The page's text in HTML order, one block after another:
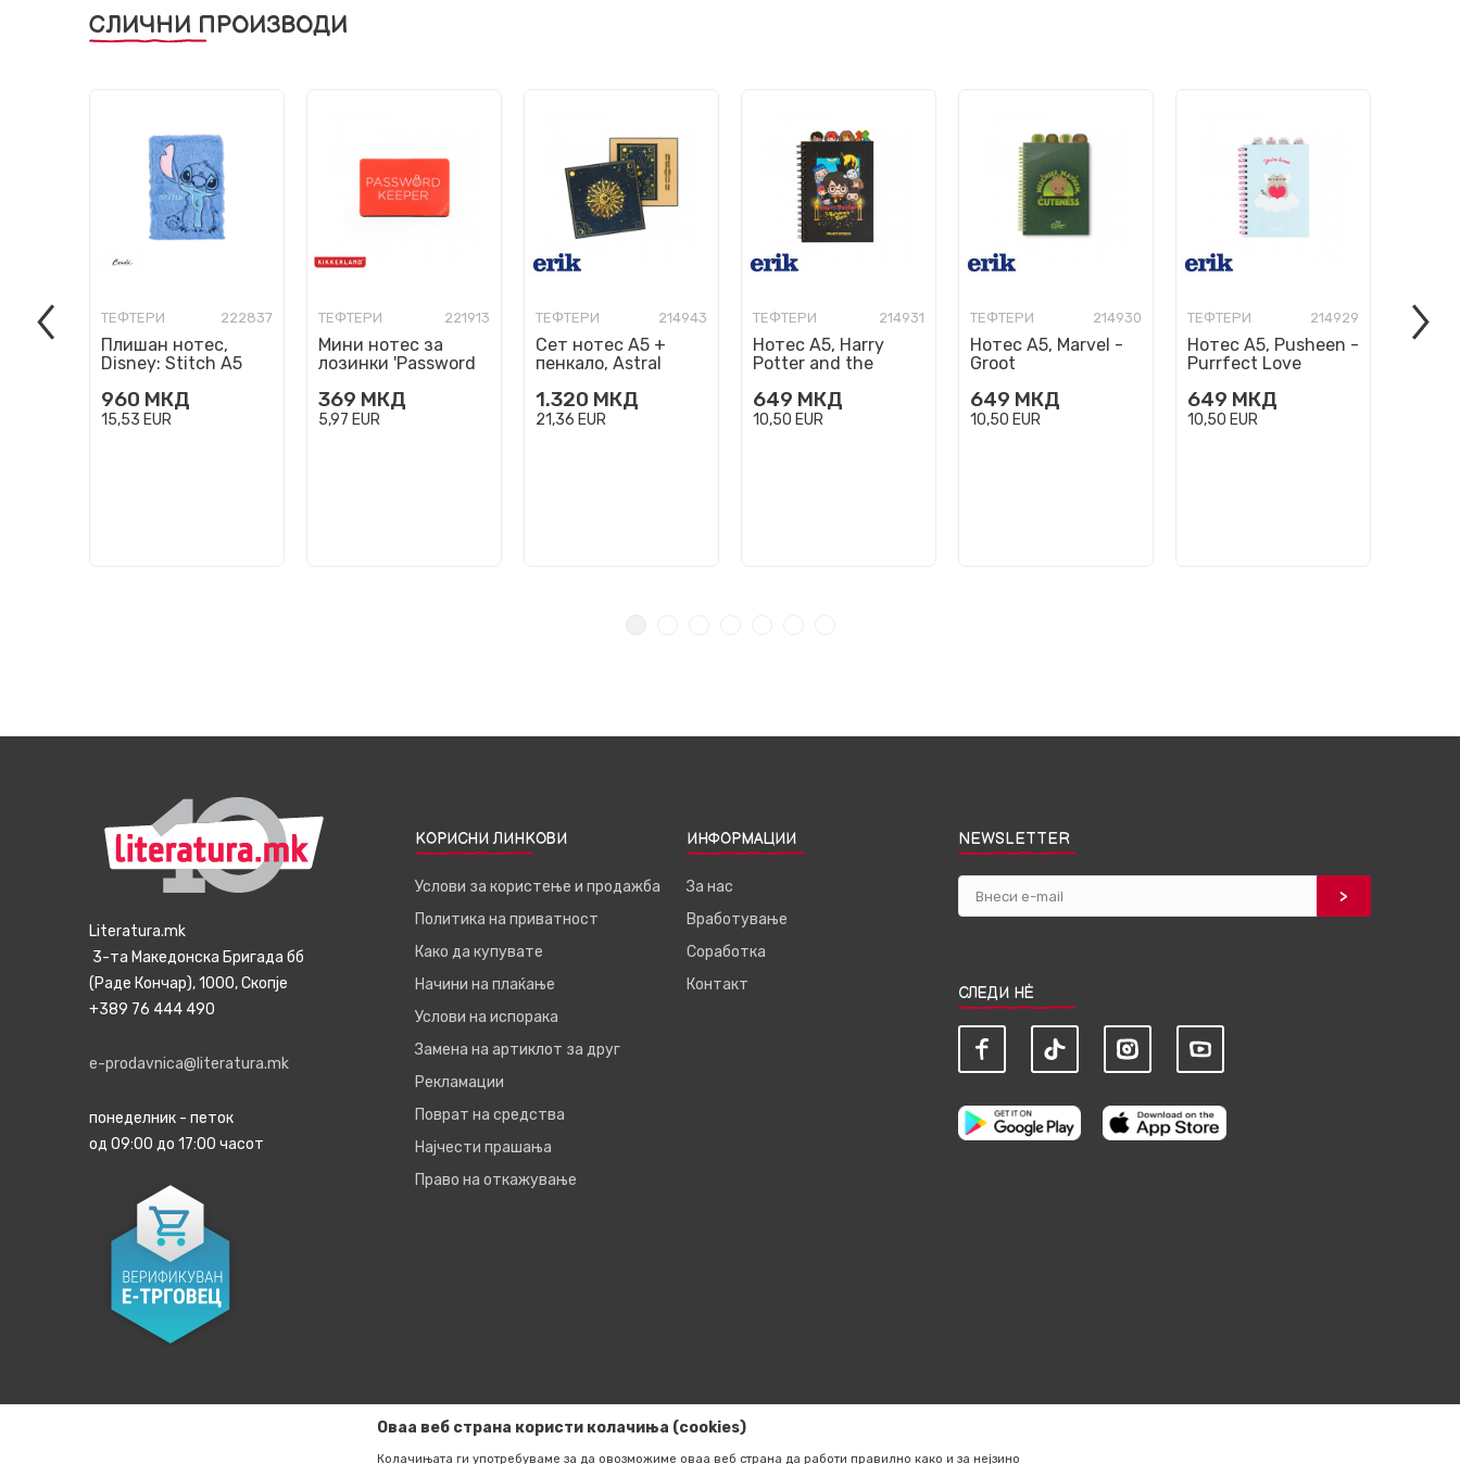
СЛИЧНИ ПРОИЗВОДИ
ТЕФТЕРИ 222837
Плишан нотес,
Disney: Stitch A5
960 МКД
15,53 EUR
ТЕФТЕРИ 221913
Мини нотес за
лозинки 'Password
369 МКД
5,97 EUR
ТЕФТЕРИ 214943
Сет нотес A5 +
пенкало, Astral
1.320 МКД
21,36 EUR
ТЕФТЕРИ 214931
Нотес A5, Harry
Potter and the
649 МКД
10,50 EUR
ТЕФТЕРИ 214930
Нотес A5, Marvel -
Groot
649 МКД
10,50 EUR
ТЕФТЕРИ 214929
Нотес A5, Pusheen -
Purrfect Love
649 МКД
10,50 EUR
Literatura.mk
3-та Македонска Бригада бб
(Раде Кончар), 1000, Скопје
+389 76 444 490
e-prodavnica@literatura.mk
понеделник - петок
од 09:00 до 17:00 часот
КОРИСНИ ЛИНКОВИ
Услови за користење и продажба
Политика на приватност
Како да купувате
Начини на плаќање
Услови на испорака
Замена на артиклот за друг
Рекламации
Поврат на средства
Најчести прашања
Право на откажување
ИНФОРМАЦИИ
За нас
Вработување
Соработка
Контакт
NEWSLETTER
СЛЕДИ НЀ
Оваа веб страна користи колачиња (cookies)
Колачињата ги употребуваме за да овозможиме оваа веб страна да работи правилно како и за нејзино